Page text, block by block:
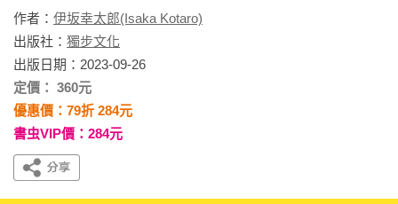
作者： 伊坂幸太郎(Isaka Kotaro)
出版社： 獨步文化
出版日期：2023-09-26
定價： 360元
優惠價：79折 284元
書虫VIP價：284元